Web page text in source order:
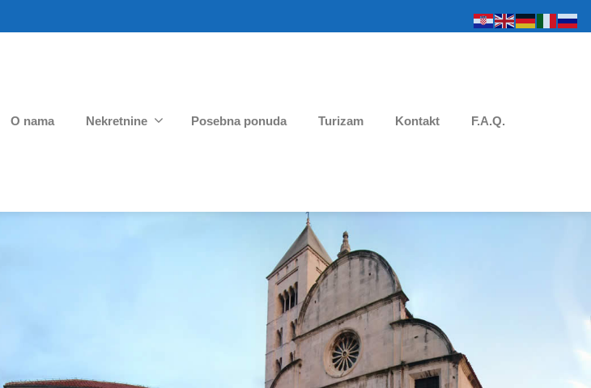
O nama Nekretnine Posebna ponuda Turizam Kontakt F.A.Q.